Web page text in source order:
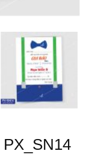
PX_SN14